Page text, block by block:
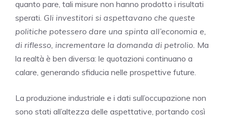
quanto pare, tali misure non hanno prodotto i risultati
sperati. Gli investitori si aspettavano che queste
politiche potessero dare una spinta all’economia e,
di riflesso, incrementare la domanda di petrolio. Ma
la realtà è ben diversa: le quotazioni continuano a
calare, generando sfiducia nelle prospettive future.
La produzione industriale e i dati sull’occupazione non
sono stati all’altezza delle aspettative, portando così